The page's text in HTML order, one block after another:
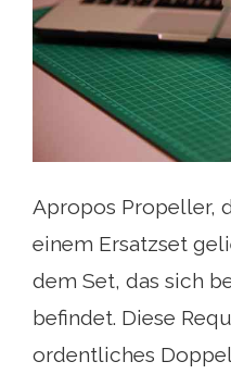
Apropos Propeller,
einem Ersatzset
dem Set, das sich
befindet. Diese
ordentliches